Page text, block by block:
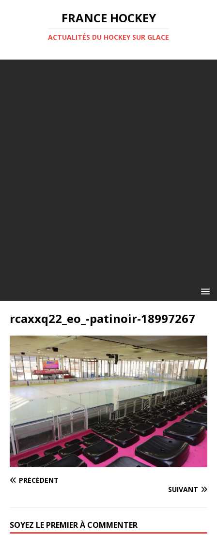
FRANCE HOCKEY
ACTUALITÉS DU HOCKEY SUR GLACE
rcaxxq22_eo_-patinoir-18997267
PRÉCÉDENT
SUIVANT
SOYEZ LE PREMIER À COMMENTER